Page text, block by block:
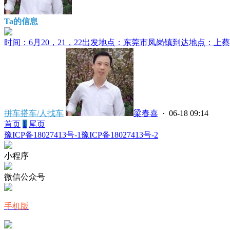
Ta的信息
时间：6月20，21，22出发地点：东莞市凤岗镇到达地点：上
拼车搭车/人找车 梁春喜 · 06-18 09:14
首页 1 尾页
豫ICP备18027413号-1豫ICP备18027413号-2
小程序
微信公众号
手机版